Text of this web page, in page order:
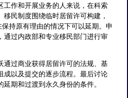
工作和开展业务的人来说，在科索
民制度围绕临时居留许可构建，
持原有理由的情况下可以延期。申
通过内政部和专业移民部门进行审
通过商业获得居留许可的法规、基
成以及提交的逐步流程。最后讨论
期和过渡到永久身份的条件。